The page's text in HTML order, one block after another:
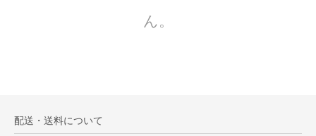
ん。
配送・送料について